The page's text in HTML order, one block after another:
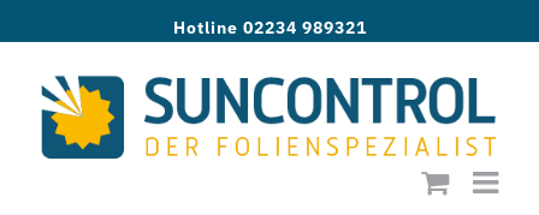
springen
Hotline 02234 989321